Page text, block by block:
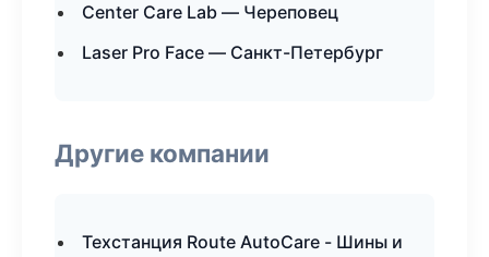
Center Care Lab — Череповец
Laser Pro Face — Санкт-Петербург
Другие компании
Техстанция Route AutoCare - Шины и